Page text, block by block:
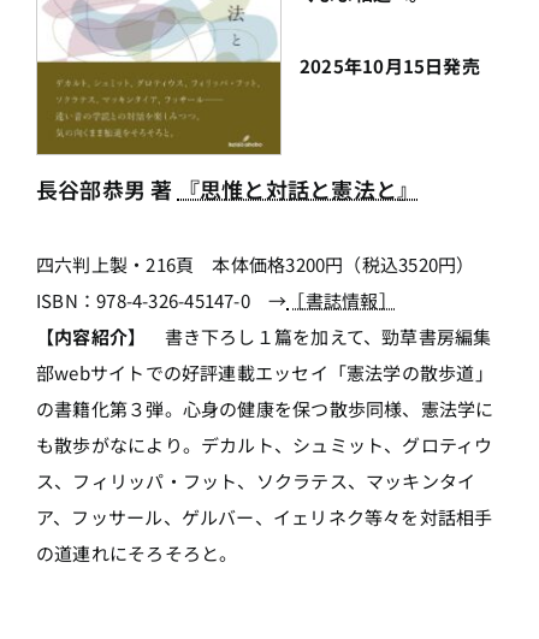
2025年10月15日発売
長谷部恭男 著 『思惟と対話と憲法と』
四六判上製・216頁 本体価格3200円（税込3520円）
ISBN：978-4-326-45147-0 → ［書誌情報］
【内容紹介】
書き下ろし１篇を加えて、勁草書房編集
部webサイトでの好評連載エッセイ「憲法学の散歩道」
の書籍化第３弾。心身の健康を保つ散歩同様、憲法学に
も散歩がなにより。デカルト、シュミット、グロティウ
ス、フィリッパ・フット、ソクラテス、マッキンタイ
ア、フッサール、ゲルバー、イェリネク等々を対話相手
の道連れにそろそろと。